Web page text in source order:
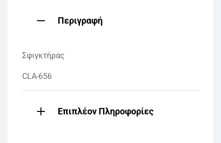
Περιγραφή
Σφιγκτήρας
CLA-656
Επιπλέον Πληροφορίες